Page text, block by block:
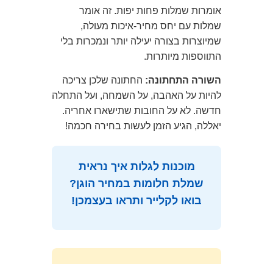
אומרות שמלות פחות יפות. זה אומר
שמלות עם יחס מחיר-איכות מעולה,
שמיוצרות בצורה יעילה יותר ונמכרות בלי
התווספות מיותרות.
השורה התחתונה: החתונה שלכן צריכה
להיות על האהבה, על השמחה, ועל התחלה
חדשה. לא על החובות שתישארו אחריה.
יאללה, הגיע הזמן לעשות בחירה חכמה!
מוכנות לגלות איך נראית
שמלת חלומות במחיר הוגן?
בואו לקלייר ותראו בעצמכן!